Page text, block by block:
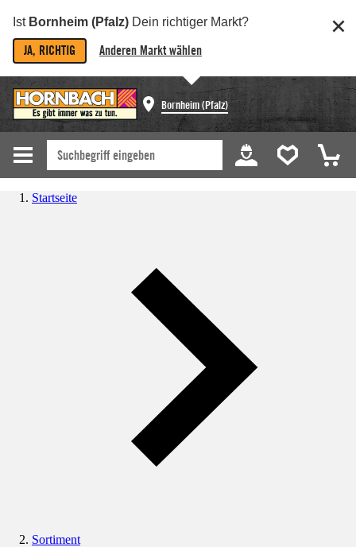
Ist Bornheim (Pfalz) Dein richtiger Markt?
JA, RICHTIG Anderen Markt wählen
Bornheim (Pfalz)
Startseite
Sortiment